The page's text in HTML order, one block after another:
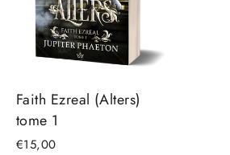
Faith Ezreal (Alters)
tome 1
€15,00